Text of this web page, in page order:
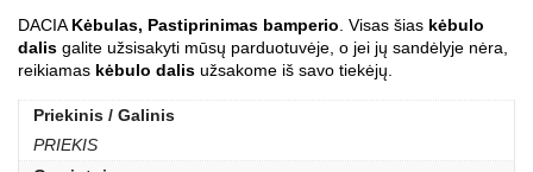
DACIA Kėbulas, Pastiprinimas bamperio . Visas šias kėbulo
dalis galite užsisakyti mūsų parduotuvėje, o jei jų sandėlyje nėra,
reikiamas kėbulo dalis užsakome iš savo tiekėjų.
Priekinis / Galinis
PRIEKIS